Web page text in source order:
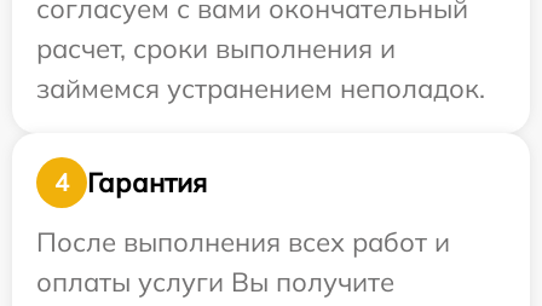
согласуем с вами окончательный
расчет, сроки выполнения и
займемся устранением неполадок.
4
Гарантия
После выполнения всех работ и
оплаты услуги Вы получите